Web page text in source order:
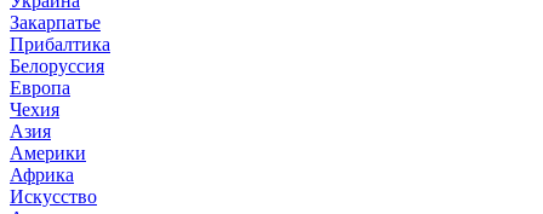
Закарпатье
Прибалтика
Белоруссия
Европа
Чехия
Азия
Америки
Африка
Искусство